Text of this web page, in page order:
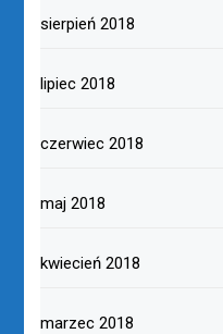
sierpień 2018
lipiec 2018
czerwiec 2018
maj 2018
kwiecień 2018
marzec 2018